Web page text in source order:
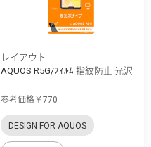
レイアウト
AQUOS R5G/ﾌｨﾙﾑ 指紋防止 光沢
参考価格￥770
DESIGN FOR AQUOS